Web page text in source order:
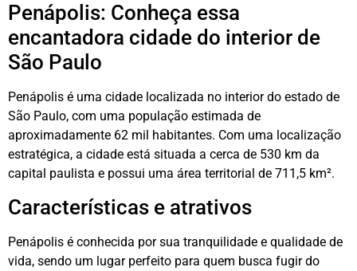
Penápolis: Conheça essa
encantadora cidade do interior de
São Paulo
Penápolis é uma cidade localizada no interior do estado de
São Paulo, com uma população estimada de
aproximadamente 62 mil habitantes. Com uma localização
estratégica, a cidade está situada a cerca de 530 km da
capital paulista e possui uma área territorial de 711,5 km².
Características e atrativos
Penápolis é conhecida por sua tranquilidade e qualidade de
vida, sendo um lugar perfeito para quem busca fugir do